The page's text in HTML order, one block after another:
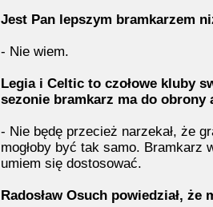
Jest Pan lepszym bramkarzem
- Nie wiem.
Legia i Celtic to czołowe kluby
sezonie bramkarz ma do obrony
- Nie będę przecież narzekał, że
mogłoby być tak samo. Bramkarz
umiem się dostosować.
Radosław Osuch powiedział,